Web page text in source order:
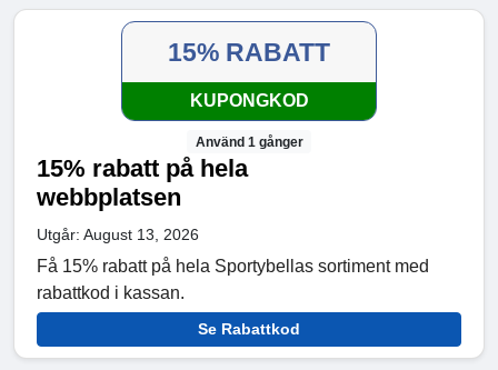
15% RABATT
KUPONGKOD
Använd 1 gånger
15% rabatt på hela
webbplatsen
Utgår: August 13, 2026
Få 15% rabatt på hela Sportybellas sortiment med
rabattkod i kassan.
Se Rabattkod